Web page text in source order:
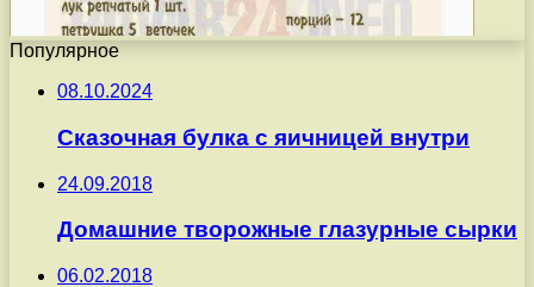
Популярное
08.10.2024
Сказочная булка с яичницей внутри
24.09.2018
Домашние творожные глазурные сырки
06.02.2018